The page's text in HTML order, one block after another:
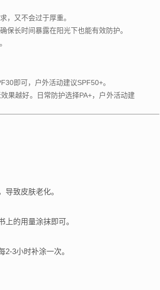
，又不会过于厚重。
保长时间暴露在阳光下也能有效防护。
即可，户外活动建议SPF50+。
果越好。日常防护选择PA+，户外活动建
致皮肤老化。
的用量涂抹即可。
3小时补涂一次。